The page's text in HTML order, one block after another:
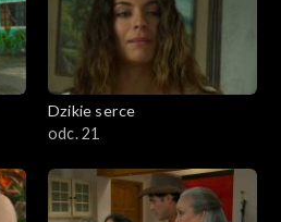
Dzikie serce
odc. 21